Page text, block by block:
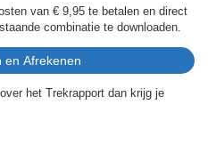
van € 9,95 te betalen en direct
combinatie te downloaden.
het Trekrapport dan krijg je